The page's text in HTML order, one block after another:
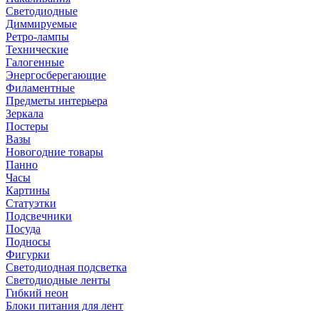
Светодиодные
Диммируемые
Ретро-лампы
Технические
Галогенные
Энергосберегающие
Филаментные
Предметы интерьера
Зеркала
Постеры
Вазы
Новогодние товары
Панно
Часы
Картины
Статуэтки
Подсвечники
Посуда
Подносы
Фигурки
Светодиодная подсветка
Светодиодные ленты
Гибкий неон
Блоки питания для лент